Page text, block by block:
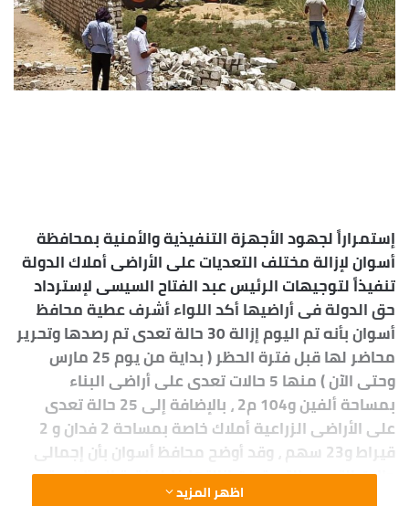
إستمراراً لجهود الأجهزة التنفيذية والأمنية بمحافظة
أسوان لإزالة مختلف التعديات على الأراضى أملاك الدولة
تنفيذاً لتوجيهات الرئيس عبد الفتاح السيسى لإسترداد
حق الدولة فى أراضيها أكد اللواء أشرف عطية محافظ
أسوان بأنه تم اليوم إزالة 30 حالة تعدى تم رصدها وتحرير
محاضر لها قبل فترة الحظر ( بداية من يوم 25 مارس
وحتى الآن ) منها 5 حالات تعدى على أراضى البناء
بمساحة ألفين و104 م2 ، بالإضافة إلى 25 حالة تعدى
على الأراضى الزراعية أملاك خاصة بمساحة 2 فدان و 2
قيراط و23 سهم ، وقد أوضح محافظ أسوان بأن إجمالى
حالات التعدى التى تمت إزالتها خلال فترة الحظر وحتى
اظهر المزيد